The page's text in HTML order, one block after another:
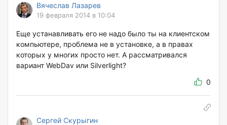
Вячеслав Лазарев
19 февраля 2014 в 10:04
Еще устанавливать его не надо было ты на клиентском
компьютере, проблема не в установке, а в правах
которых у многих просто нет. А рассматривался
вариант WebDav или Silverlight?
0
Сергей Скурыгин